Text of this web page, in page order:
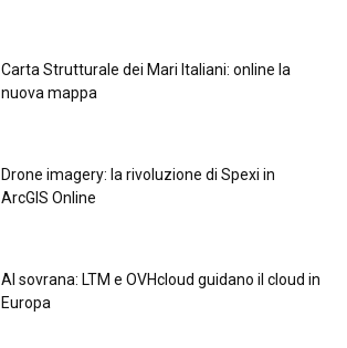
Carta Strutturale dei Mari Italiani: online la
nuova mappa
Drone imagery: la rivoluzione di Spexi in
ArcGIS Online
Al sovrana: LTM е OVHcloud guidano il cloud in
Europа